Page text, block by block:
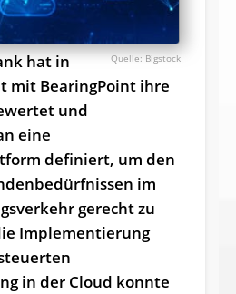
Bigstock
hat in
mit BearingPoint ihre
und
eine
definiert, um den
im
gerecht zu
Implementierung
in der Cloud konnte